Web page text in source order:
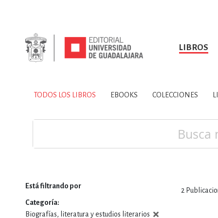
LIBROS
TODOS LOS LIBROS
SOBRE NOSOTROS HISTORIA
CIENCIAS DE LA
TODOS LOS LIBROS EBOOKS COLECCIONES
2
Está filtrando por
Categoría
Biografías, literatura y estudios literarios